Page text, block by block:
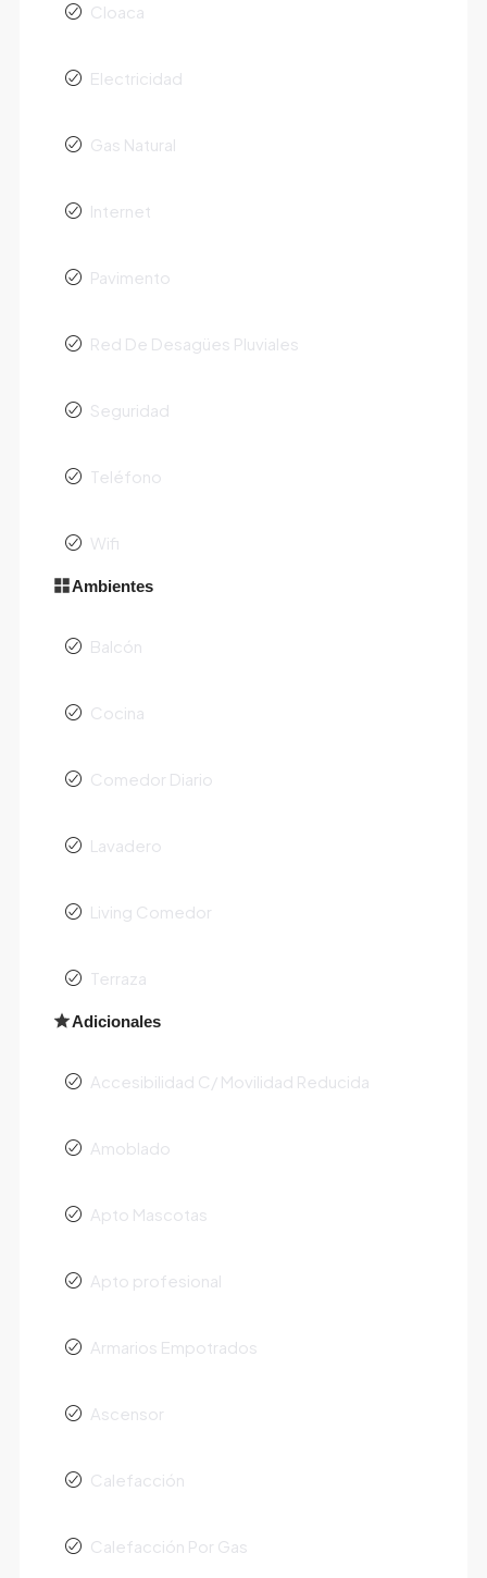
Cloaca
Electricidad
Gas Natural
Internet
Pavimento
Red De Desagües Pluviales
Seguridad
Teléfono
Wifi
Ambientes
Balcón
Cocina
Comedor Diario
Lavadero
Living Comedor
Terraza
Adicionales
Accesibilidad C/ Movilidad Reducida
Amoblado
Apto Mascotas
Apto profesional
Armarios Empotrados
Ascensor
Calefacción
Calefacción Por Gas